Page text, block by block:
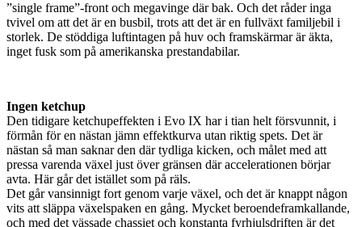
”single frame”-front och megavinge där bak. Och det råder inga
tvivel om att det är en busbil, trots att det är en fullväxt familjebil i
storlek. De stöddiga luftintagen på huv och framskärmar är äkta,
inget fusk som på amerikanska prestandabilar.
Ingen ketchup
Den tidigare ketchupeffekten i Evo IX har i tian helt försvunnit, i
förmån för en nästan jämn effektkurva utan riktig spets. Det är
nästan så man saknar den där tydliga kicken, och målet med att
pressa varenda växel just över gränsen där accelerationen börjar
avta. Här går det istället som på räls.
Det går vansinnigt fort genom varje växel, och det är knappt någon
vits att släppa växelspaken en gång. Mycket beroendeframkallande,
och med det vässade chassiet och konstanta fyrhjulsdriften är det